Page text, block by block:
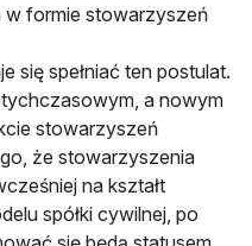
w formie stowarzyszeń
się spełniać ten postulat.
a nowym
stowarzyszeń
że stowarzyszenia
na kształt
spółki cywilnej, po